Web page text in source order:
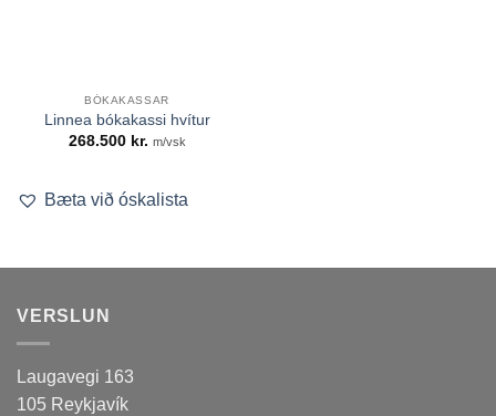
BÓKAKASSAR
Linnea bókakassi hvítur
268.500 kr. m/vsk
Bæta við óskalista
VERSLUN
Laugavegi 163
105 Reykjavík